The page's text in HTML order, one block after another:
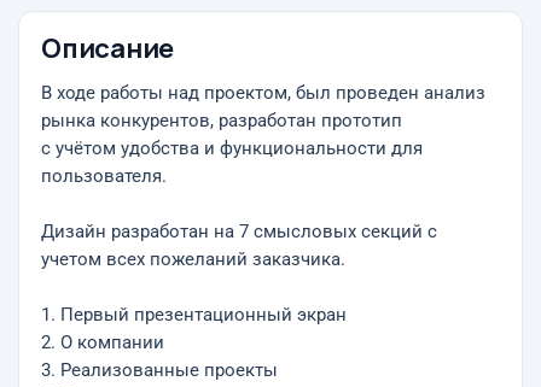
Описание
В ходе работы над проектом, был проведен анализ
рынка конкурентов, разработан прототип
с учётом удобства и функциональности для
пользователя.
Дизайн разработан на 7 смысловых секций с
учетом всех пожеланий заказчика.
1. Первый презентационный экран
2. О компании
3. Реализованные проекты